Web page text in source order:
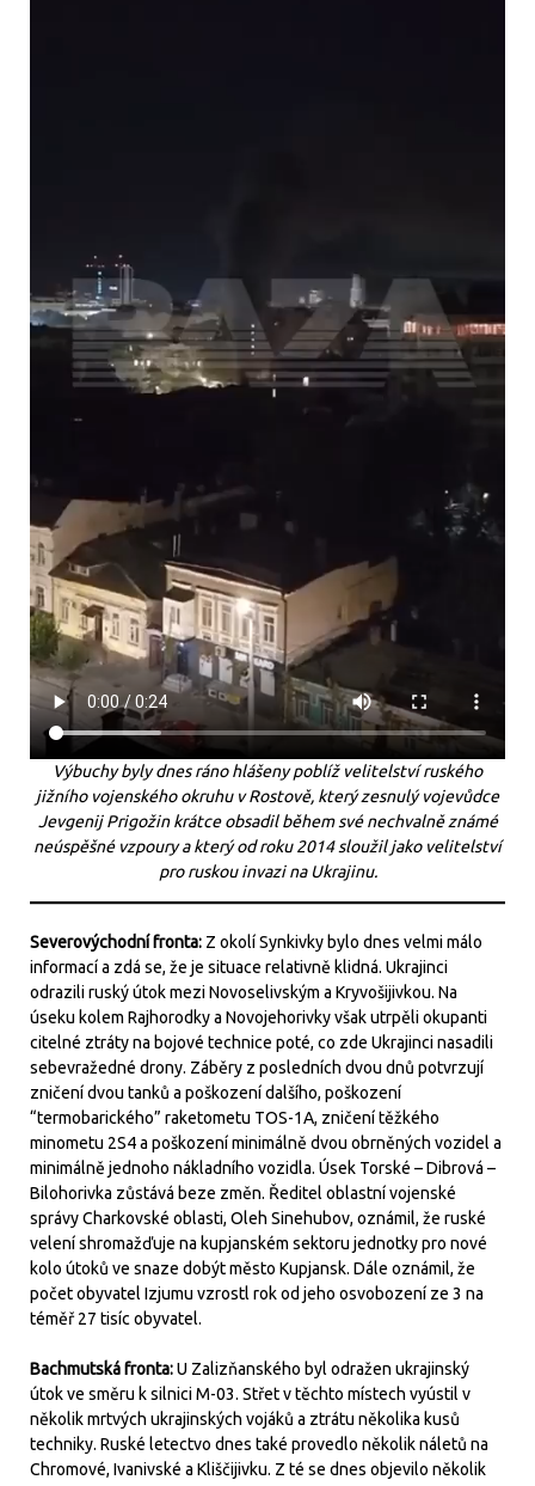
Výbuchy byly dnes ráno hlášeny poblíž velitelství ruského
jižního vojenského okruhu v Rostově, který zesnulý vojevůdce
Jevgenij Prigožin krátce obsadil během své nechvalně známé
neúspěšné vzpoury a který od roku 2014 sloužil jako velitelství
pro ruskou invazi na Ukrajinu.
Severovýchodní fronta: Z okolí Synkivky bylo dnes velmi málo
informací a zdá se, že je situace relativně klidná. Ukrajinci
odrazili ruský útok mezi Novoselivským a Kryvošijivkou. Na
úseku kolem Rajhorodky a Novojehorivky však utrpěli okupanti
citelné ztráty na bojové technice poté, co zde Ukrajinci nasadili
sebevražedné drony. Záběry z posledních dvou dnů potvrzují
zničení dvou tanků a poškození dalšího, poškození
“termobarického” raketometu TOS-1A, zničení těžkého
minometu 2S4 a poškození minimálně dvou obrněných vozidel a
minimálně jednoho nákladního vozidla. Úsek Torské – Dibrová –
Bilohorivka zůstává beze změn. Ředitel oblastní vojenské
správy Charkovské oblasti, Oleh Sinehubov, oznámil, že ruské
velení shromažďuje na kupjanském sektoru jednotky pro nové
kolo útoků ve snaze dobýt město Kupjansk. Dále oznámil, že
počet obyvatel Izjumu vzrostl rok od jeho osvobození ze 3 na
téměř 27 tisíc obyvatel.
Bachmutská fronta:U Zalizňanského byl odražen ukrajinský
útok ve směru k silnici M-03. Střet v těchto místech vyústil v
několik mrtvých ukrajinských vojáků a ztrátu několika kusů
techniky. Ruské letectvo dnes také provedlo několik náletů na
Chromové, Ivanivské a Kliščijivku. Z té se dnes objevilo několik